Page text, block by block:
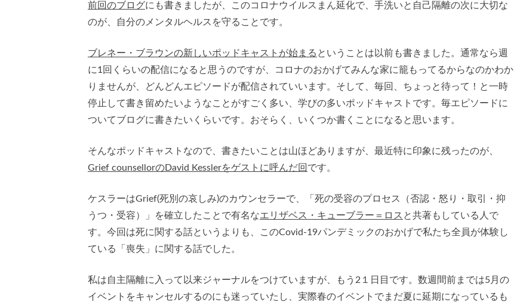
前回のブログにも書きましたが、このコロナウイルスまん延化で、手洗いと自己隔離の次に大切な
のが、自分のメンタルヘルスを守ることです。
ブレネー・ブラウンの新しいポッドキャストが始まる ということは以前も書きました。通常なら週
に1回くらいの配信になると思うのですが、コロナのおかげてみんな家に籠もってるからなのかわか
りませんが、どんどんエピソードが配信されていいます。そして、毎回、ちょっと待って！と一時
停止して書き留めたいようなことがすごく多い、学びの多いポッドキャストです。毎エピソードに
ついてブログに書きたいくらいです。おそらく、いくつか書くことになると思います。
そんなポッドキャストなので、書きたいことは山ほどありますが、最近特に印象に残ったのが、
Grief counsellorのDavid Kesslerをゲストに呼んだ回 です。
ケスラーはGrief(死別の哀しみ)のカウンセラーで、「死の受容のプロセス（否認・怒り・取引・抑
うつ・受容）」を確立したことで有名なエリザベス・キューブラー＝ロス と共著もしている人で
す。今回は死に関する話というよりも、このCovid-19パンデミックのおかげで私たち全員が体験し
ている「喪失」に関する話でした。
私は自主隔離に入って以来ジャーナルをつけていますが、もう2１日目です。数週間前までは5月の
イベントをキャンセルするのにも迷っていたし、実際春のイベントでまだ夏に延期になっているも